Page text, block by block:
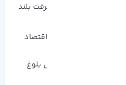
صرف” به “مالکیت و پیشرفت بلند
مدل جدید Play-and-Own با اقتصاد
نشون میده پروژه‌ های NFT در حال بلوغ
از موج کریپتو.